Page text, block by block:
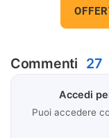
Commenti 27
Accedi
Puoi accedere